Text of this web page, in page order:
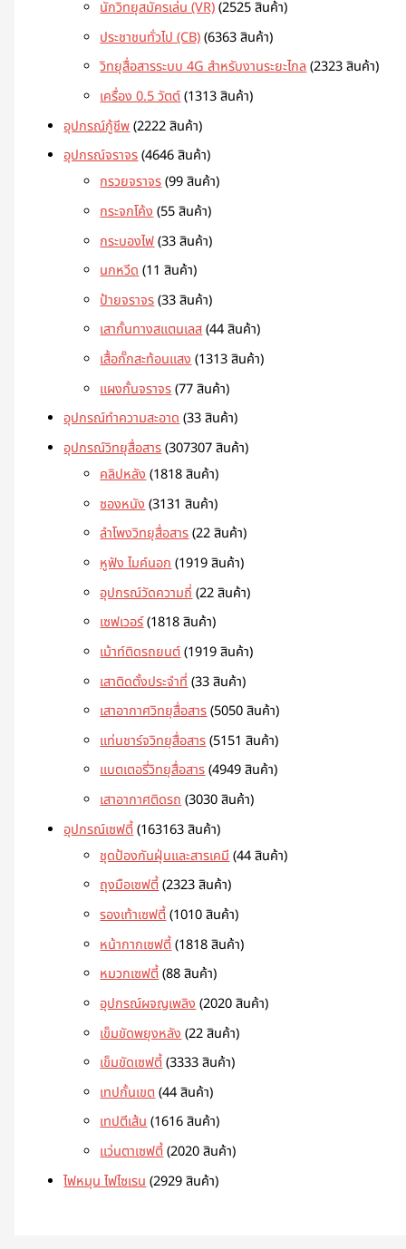
นักวิทยุสมัครเล่น (VR) 2525 สินค้า
ประชาชนทั่วไป (CB) 6363 สินค้า
วิทยุสื่อสารระบบ 4G สำหรับงานระยะไกล 2323 สินค้า
เครื่อง 0.5 วัตต์ 1313 สินค้า
อุปกรณ์กู้ชีพ 2222 สินค้า
อุปกรณ์จราจร 4646 สินค้า
กรวยจราจร 99 สินค้า
กระจกโค้ง 55 สินค้า
กระบองไฟ 33 สินค้า
นกหวีด 11 สินค้า
ป้ายจราจร 33 สินค้า
เสากั้นทางสแตนเลส 44 สินค้า
เสื้อกั๊กสะท้อนแสง 1313 สินค้า
แผงกั้นจราจร 77 สินค้า
อุปกรณ์ทำความสะอาด 33 สินค้า
อุปกรณ์วิทยุสื่อสาร 307307 สินค้า
คลิปหลัง 1818 สินค้า
ซองหนัง 3131 สินค้า
ลำโพงวิทยุสื่อสาร 22 สินค้า
หูฟัง ไมค์นอก 1919 สินค้า
อุปกรณ์วัดความถี่ 22 สินค้า
เซฟเวอร์ 1818 สินค้า
เม้าท์ติดรถยนต์ 1919 สินค้า
เสาติดตั้งประจำที่ 33 สินค้า
เสาอากาศวิทยุสื่อสาร 5050 สินค้า
แท่นชาร์จวิทยุสื่อสาร 5151 สินค้า
แบตเตอรี่วิทยุสื่อสาร 4949 สินค้า
เสาอากาศติดรถ 3030 สินค้า
อุปกรณ์เซฟตี้ 163163 สินค้า
ชุดป้องกันฝุ่นและสารเคมี 44 สินค้า
ถุงมือเซฟตี้ 2323 สินค้า
รองเท้าเซฟตี้ 1010 สินค้า
หน้ากากเซฟตี้ 1818 สินค้า
หมวกเซฟตี้ 88 สินค้า
อุปกรณ์ผจญเพลิง 2020 สินค้า
เข็มขัดพยุงหลัง 22 สินค้า
เข็มขัดเซฟตี้ 3333 สินค้า
เทปกั้นเขต 44 สินค้า
เทปตีเส้น 1616 สินค้า
แว่นตาเซฟตี้ 2020 สินค้า
ไฟหมุน ไฟไซเรน 2929 สินค้า